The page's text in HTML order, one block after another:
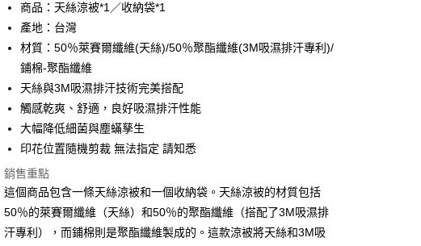
Apple Pay
街口支付
悠遊付
全盈+PAY
ATM付款
運送方式
全家取貨付款
商品：天絲涼被*1／收納袋*1
產地：台灣
材質：50％萊賽爾纖維(天絲)/50％聚酯纖維(3M吸濕排汗專利)/
鋪棉-聚酯纖維
天絲與3M吸濕排汗技術完美搭配
觸感乾爽、舒適，良好吸濕排汗性能
大幅降低細菌與塵蟎孳生
印花位置隨機剪裁 無法指定 請知悉
銷售重點
這個商品包含一條天絲涼被和一個收納袋。天絲涼被的材質包括
50％的萊賽爾纖維（天絲）和50％的聚酯纖維（搭配了3M吸濕排
汗專利），而鋪棉則是聚酯纖維製成的。這款涼被將天絲和3M吸